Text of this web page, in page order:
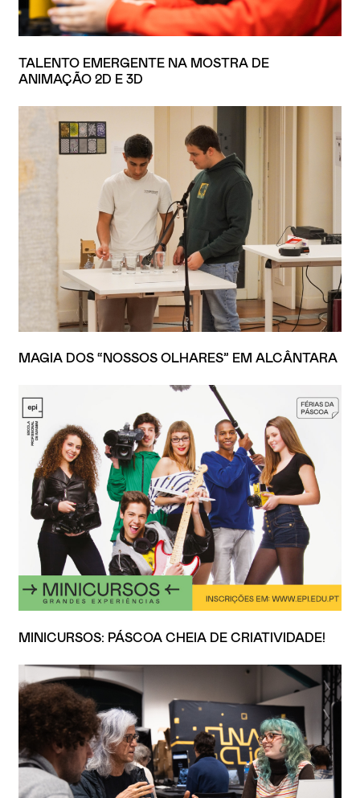
TALENTO EMERGENTE NA MOSTRA DE
ANIMAÇÃO 2D E 3D
MAGIA DOS “NOSSOS OLHARES” EM ALCÂNTARA
MINICURSOS: PÁSCOA CHEIA DE CRIATIVIDADE!